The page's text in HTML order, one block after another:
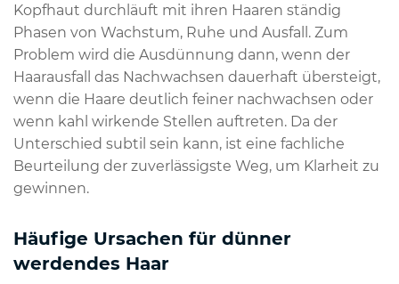
Kopfhaut durchläuft mit ihren Haaren ständig
Phasen von Wachstum, Ruhe und Ausfall. Zum
Problem wird die Ausdünnung dann, wenn der
Haarausfall das Nachwachsen dauerhaft übersteigt,
wenn die Haare deutlich feiner nachwachsen oder
wenn kahl wirkende Stellen auftreten. Da der
Unterschied subtil sein kann, ist eine fachliche
Beurteilung der zuverlässigste Weg, um Klarheit zu
gewinnen.
Häufige Ursachen für dünner
werdendes Haar